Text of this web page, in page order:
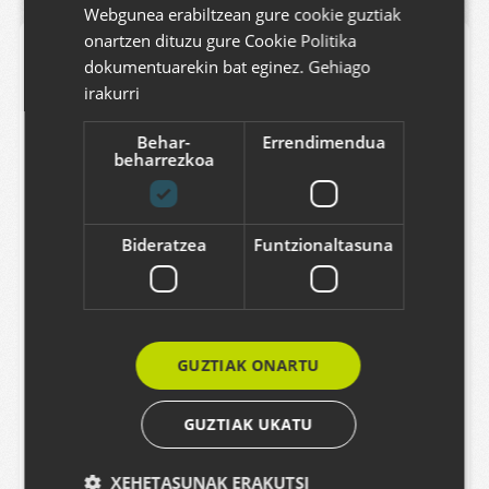
Erantzuna gehitu
Erantzuna formulario hau betez utzi dezakezu.
Formatua testu arruntarena da. Web helbideak
eta emailak automatikoki klikagarri agertuko
dira. Erantzunak moderatuta daude.
Webgunea erabiltzean gure cookie guztiak
onartzen dituzu gure Cookie Politika
dokumentuarekin bat eginez. Gehiago
irakurri
Behar-
beharrezkoa
Errendimendua
Bideratzea Funtzionaltasuna
GUZTIAK ONARTU
GUZTIAK UKATU
XEHETASUNAK ERAKUTSI